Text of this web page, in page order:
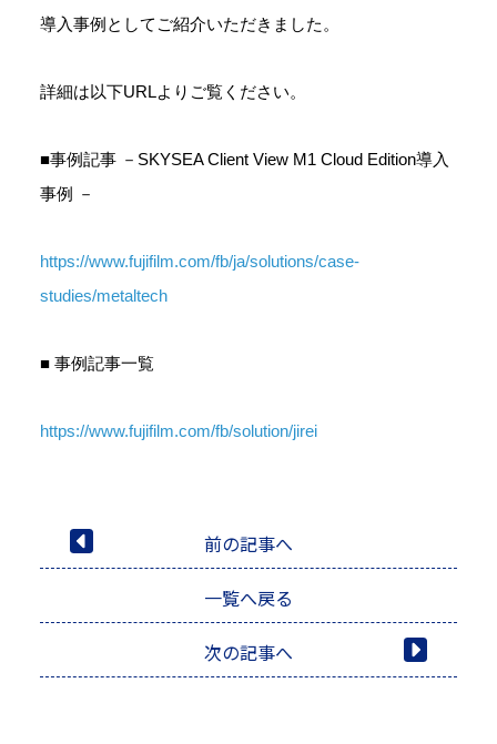
導入事例としてご紹介いただきました。
詳細は以下URLよりご覧ください。
■事例記事 －SKYSEA Client View M1 Cloud Edition導入
事例 －
https://www.fujifilm.com/fb/ja/solutions/case-
studies/metaltech
■ 事例記事一覧
https://www.fujifilm.com/fb/solution/jirei
前の記事へ
一覧へ戻る
次の記事へ